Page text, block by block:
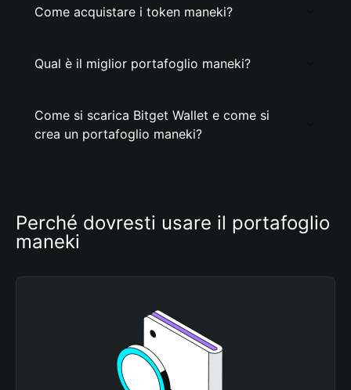
Come acquistare i token maneki?
Qual è il miglior portafoglio maneki?
Come si scarica Bitget Wallet e come si
crea un portafoglio maneki?
Perché dovresti usare il portafoglio
maneki